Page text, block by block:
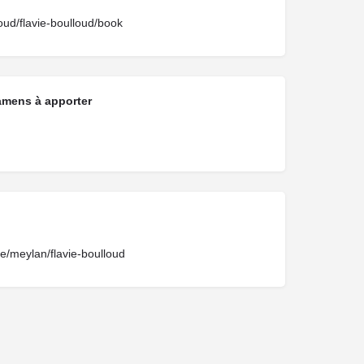
flavie-boulloud/book
à apporter
meylan/flavie-boulloud